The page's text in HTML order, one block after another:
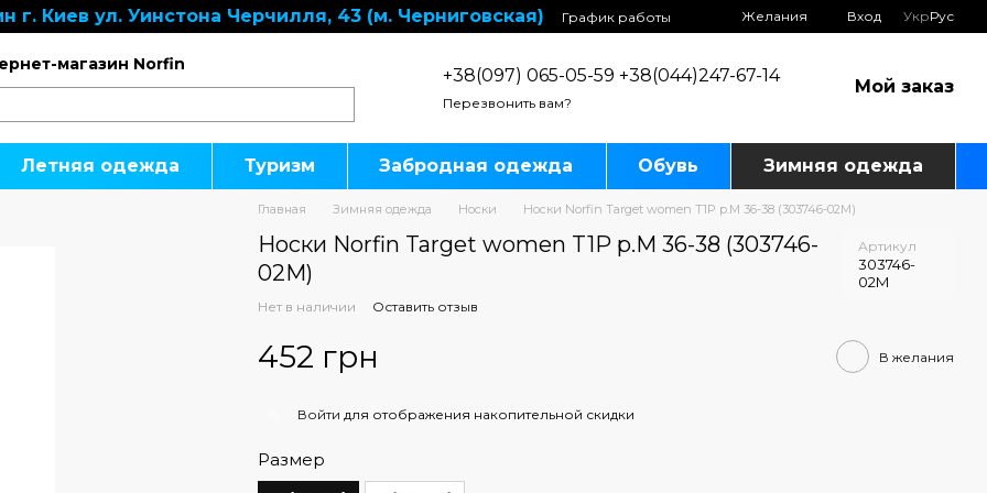
г. Киев ул. Уинстона Черчилля, 43 (м. Черниговская)
График работы
Желания Вход УкрРус
магазин Norfin
+38(097) 065-05-59 +38(044)247-67-14
Перезвонить вам?
Мой заказ
Летняя одежда Туризм Забродная одежда Обувь Зимняя одежда
Главная Зимняя одежда Носки Носки Norfin Target women T1P р.M 36-38 (303746-02M)
Носки Norfin Target women T1P р.M 36-38 (303746-
02M)
Артикул
303746-
02M
Нет в наличии Оставить отзыв
452 грн В желания
Войти для отображения накопительной скидки
Размер